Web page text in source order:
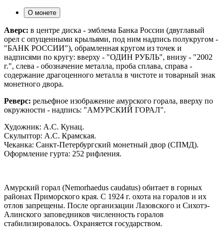
О монете
Аверс: в центре диска - эмблема Банка России (двуглавый
орел с опущенными крыльями, под ним надпись полукругом -
"БАНК РОССИИ"), обрамленная кругом из точек и
надписями по кругу: вверху - "ОДИН РУБЛЬ", внизу - "2002
г.", слева - обозначение металла, проба сплава, справа -
содержание драгоценного металла в чистоте и товарный знак
монетного двора.
Реверс: рельефное изображение амурского горала, вверху по
окружности - надпись: "АМУРСКИЙ ГОРАЛ".
Художник: А.С. Кунац.
Скульптор: А.С. Крамская.
Чеканка: Санкт-Петербургский монетный двор (СПМД).
Оформление гурта: 252 рифления.
Амурский горал (Nemorhaedus caudatus) обитает в горных
районах Приморского края. С 1924 г. охота на горалов и их
отлов запрещены. После организации Лазовского и Сихотэ-
Алинского заповедников численность горалов
стабилизировалось. Охраняется государством.